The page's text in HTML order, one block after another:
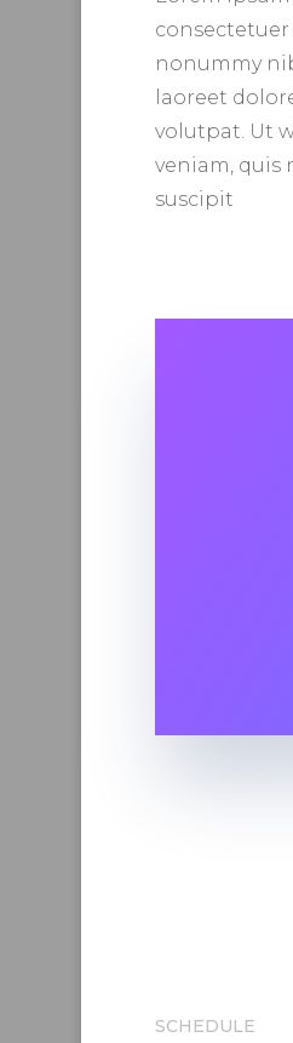
nonummy
laoreet
volutpat. Ut
veniam, quis
suscipit
SCHEDULE